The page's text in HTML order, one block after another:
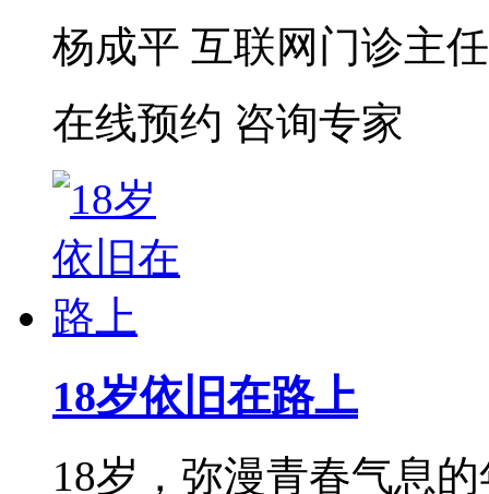
杨成平 互联网门诊主
在线预约 咨询专家
18岁依旧在路上
18岁，弥漫青春气息